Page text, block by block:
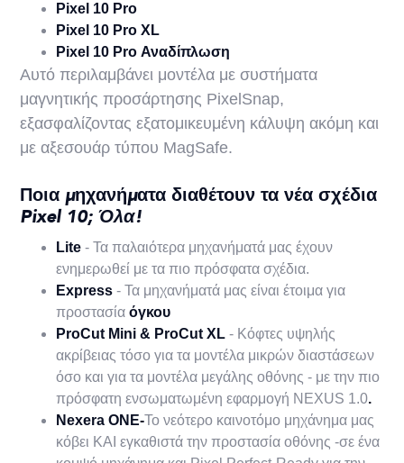
Pixel 10 Pro
Pixel 10 Pro XL
Pixel 10 Pro Αναδίπλωση
Αυτό περιλαμβάνει μοντέλα με συστήματα
μαγνητικής προσάρτησης PixelSnap,
εξασφαλίζοντας εξατομικευμένη κάλυψη ακόμη και
με αξεσουάρ τύπου MagSafe.
Ποια μηχανήματα διαθέτουν τα νέα σχέδια
Pixel 10;Όλα!
‍Lite - Τα παλαιότερα μηχανήματά μας έχουν
ενημερωθεί με τα πιο πρόσφατα σχέδια.
Express- Τα μηχανήματά μας είναι έτοιμα για
προστασίαόγκου‍
ProCut Mini & ProCut XL - Κόφτες υψηλής
ακρίβειας τόσο για τα μοντέλα μικρών διαστάσεων
όσο και για τα μοντέλα μεγάλης οθόνης - με την πιο
πρόσφατη ενσωματωμένη εφαρμογή NEXUS 1.0.‍
Nexera ONE-Το νεότερο καινοτόμο μηχάνημα μας
κόβει ΚΑΙ εγκαθιστά την προστασία οθόνης -σε ένα